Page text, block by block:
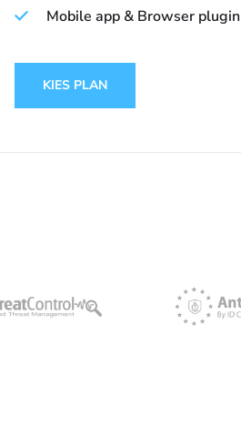
Mobile app & Browser plugin
KIES PLAN